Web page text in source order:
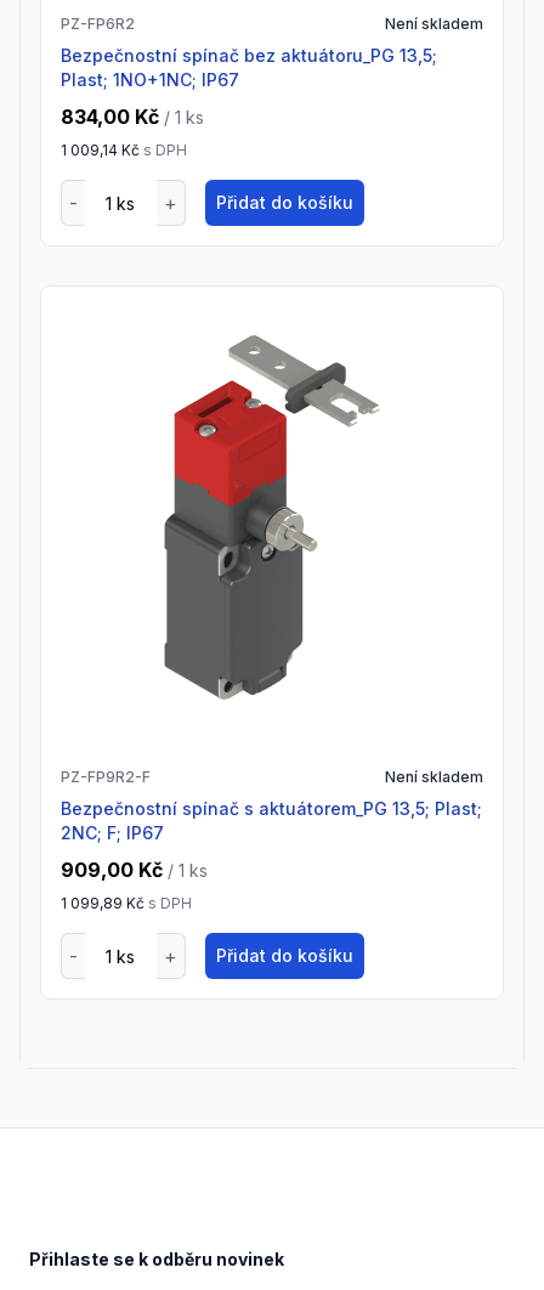
PZ-FP6R2 Není skladem
Bezpečnostní spínač bez aktuátoru_PG 13,5;
Plast; 1NO+1NC; IP67
834,00 Kč / 1 ks
1 009,14 Kč s DPH
Přidat do košíku
PZ-FP9R2-F Není skladem
Bezpečnostní spínač s aktuátorem_PG 13,5; Plast;
2NC; F; IP67
909,00 Kč / 1 ks
1 099,89 Kč s DPH
Přidat do košíku
Přihlaste se k odběru novinek